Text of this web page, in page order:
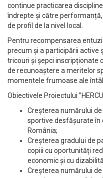
continue practicarea
îndrepte și către
de profil de la nivel local.
Pentru recompensarea
precum și a participării active
tricouri și șepci inscripționate
de recunoaștere a meritelor
momentele frumoase ale
Obiectivele Proiectului
Creșterea numărului
sportive desfășurate în
România;
Creșterea gradului de
copiii cu oportunități
economic și cu
Creșterea numărului